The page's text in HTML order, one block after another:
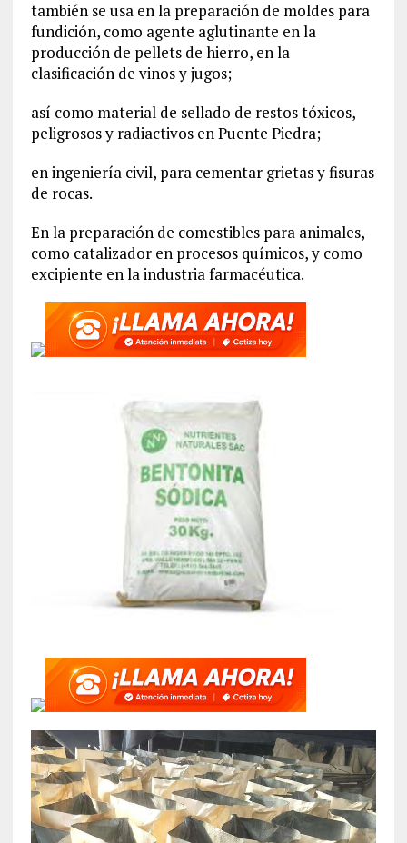
también se usa en la preparación de moldes para
fundición, como agente aglutinante en la
producción de pellets de hierro, en la
clasificación de vinos y jugos;
así como material de sellado de restos tóxicos,
peligrosos y radiactivos en Puente Piedra;
en ingeniería civil, para cementar grietas y fisuras
de rocas.
En la preparación de comestibles para animales,
como catalizador en procesos químicos, y como
excipiente en la industria farmacéutica.